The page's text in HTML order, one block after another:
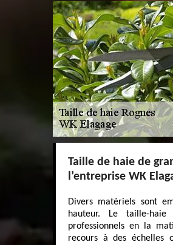
Taille de haie de
l’entreprise WK
Divers matériels sont
hauteur. Le taille-
professionnels en la
recours à des échelles